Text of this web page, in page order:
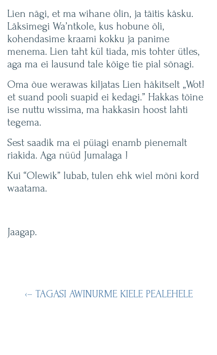
Lien nägi, et ma wihane õlin, ja täitis käsku.
Läksimegi Wa’ntkole, kus hobune õli,
kohendasime kraami kokku ja panime
menema. Lien taht kül tiada, mis tohter ütles,
aga ma ei lausund tale kõige tie pial sõnagi.
Oma õue werawas kiljatas Lien häkitselt „Wot!
et suand pooli suapid ei kedagi.” Hakkas tõine
ise nuttu wissima, ma hakkasin hoost lahti
tegema.
Sest saadik ma ei püiagi enamb pienemalt
riakida. Aga nüüd Jumalaga !
Kui “Olewik” lubab, tulen ehk wiel mõni kord
waatama.
Jaagap.
‹– TAGASI AWINURME KIELE PEALEHELE